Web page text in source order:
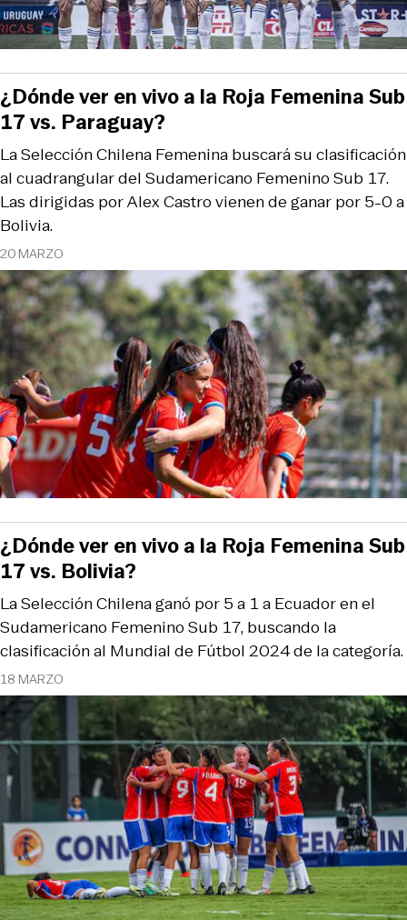
20 MARZO
La Selección Chilena Femenina buscará su clasificación
al cuadrangular del Sudamericano Femenino Sub 17.
Las dirigidas por Alex Castro vienen de ganar por 5-0 a
Bolivia.
¿Dónde ver en vivo a la Roja Femenina Sub
17 vs. Paraguay?
18 MARZO
La Selección Chilena ganó por 5 a 1 a Ecuador en el
Sudamericano Femenino Sub 17, buscando la
clasificación al Mundial de Fútbol 2024 de la categoría.
¿Dónde ver en vivo a la Roja Femenina Sub
17 vs. Bolivia?